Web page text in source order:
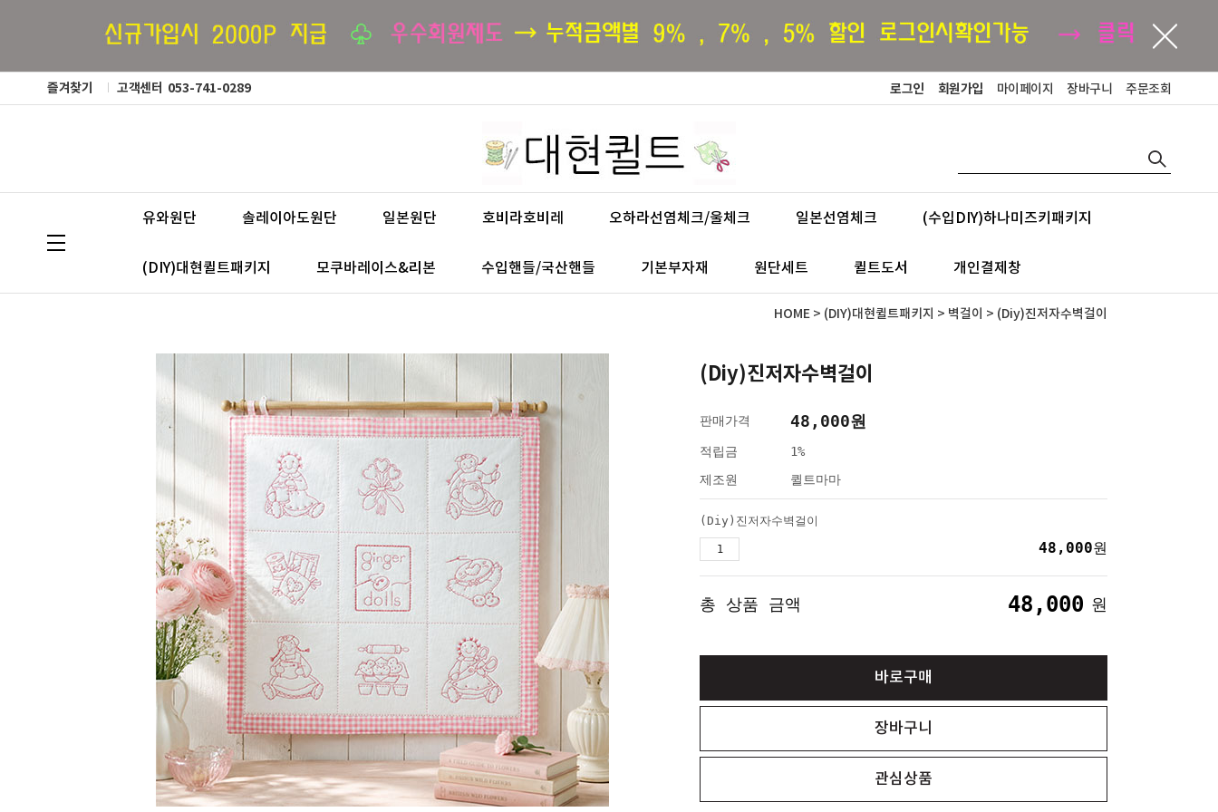
즐겨찾기 고객센터 053-741-0289 로그인 회원가입 마이페이지 장바구니 주문조회
유와원단 솔레이아도원단 일본원단 호비라호비레 오하라선염체크/울체크 일본선염체크 (수입DIY)하나미즈키패키지
(DIY)대현퀼트패키지 모쿠바레이스&리본 수입핸들/국산핸들 기본부자재 원단세트 퀼트도서 개인결제창
HOME > (DIY)대현퀼트패키지 > 벽걸이 > (Diy)진저자수벽걸이
(Diy)진저자수벽걸이
판매가격 48,000원
적립금
1%
제조원
퀼트마마
(Diy)진저자수벽걸이
48,000원
총 상품 금액 48,000 원
바로구매
장바구니
관심상품